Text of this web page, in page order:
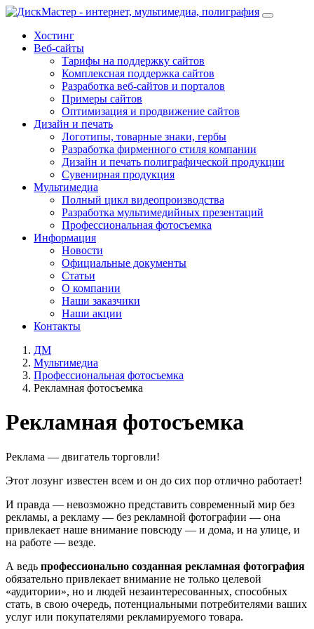
Хостинг
Веб-сайты
Тарифы на поддержку сайтов
Комплексная поддержка сайтов
Разработка веб-сайтов и порталов
Примеры сайтов
Оптимизация и продвижение сайтов
Дизайн и печать
Логотипы, товарные знаки, гербы
Разработка фирменного стиля компании
Дизайн и печать полиграфической продукции
Сувенирная продукция
Мультимедиа
Полный цикл видеопроизводства
Разработка мультимедийных презентаций
Профессиональная фотосъемка
Информация
Новости
Официальные документы
Статьи
О компании
Наши заказчики
Наши акции
Контакты
ДМ
Мультимедиа
Профессиональная фотосъемка
Рекламная фотосъемка
Рекламная фотосъемка
Реклама — двигатель торговли!
Этот лозунг известен всем и он до сих пор отлично работает!
И правда — невозможно представить современный мир без
рекламы, а рекламу — без рекламной фотографии — она
привлекает наше внимание повсюду — и дома, и на улице, и
на работе — везде.
А ведь профессионально созданная рекламная фотография
обязательно привлекает внимание не только целевой
«аудитории», но и людей незаинтересованных, способных
стать, в свою очередь, потенциальными потребителями ваших
услуг или покупателями рекламируемого товара.